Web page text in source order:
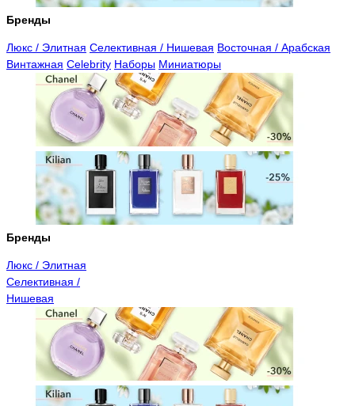
Бренды
Люкс / Элитная Селективная / Нишевая Восточная / Арабская
Винтажная Celebrity Наборы Миниатюры
Бренды
Люкс / Элитная
Селективная /
Нишевая